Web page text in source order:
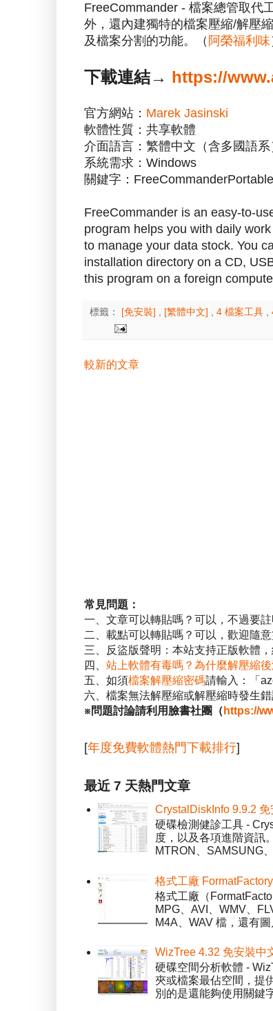
FreeCommander - 檔案總管取代
外，還內建獨特的檔案壓縮/解壓
及檔案分割的功能。（ 阿榮福利味
下載連結→ https://
官方網站： Marek Jasinski
軟體性質：共享軟體
介面語言：繁體中文（含多國語系
系統需求：Windows
關鍵字：
FreeCommander is an easy-to-
program helps you with daily
to manage your data stock. You
installation directory on a CD,
this program on a foreign
標籤： [免安裝] [繁體中文] 4 檔案工具
較新的文章
常見問題：
一、文章可以轉貼嗎？可以，不過要註
二、載點可以轉貼嗎？可以，歡迎隨意
三、反盜版聲明：本站支持正版軟體
四、 站上軟體有毒嗎？為什麼解壓縮
五、如須檔案解壓縮密碼請輸入：「
六、檔案無法解壓縮或解壓縮時發生錯
※問題討論請利用臉書社團（ https://
[年度免費軟體熱門下載排行]
最近 7 天熱門文章
CrystalDiskInfo 9.9.2
硬碟檢測健診工具 -
度，以及各項進階資訊
MTRON、SAMSUNG
格式工廠
格式工廠（
MPG、AVI、WMV、
M4A、WAV 檔，還有
WizTree 4.32 免安裝中
硬碟空間分析軟體 -
夾或檔案最佔空間，提
別的是還能夠使用關鍵